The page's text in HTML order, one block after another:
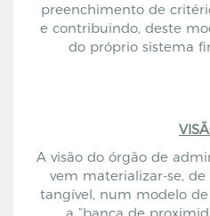
preenchimento de
e contribuindo, deste
do próprio sistema
A visão do órgão de
vem materializar-se,
tangível, num modelo